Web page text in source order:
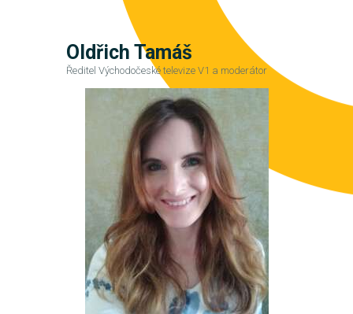
Oldřich Tamáš
Ředitel Východočeské televize V1 a moderátor